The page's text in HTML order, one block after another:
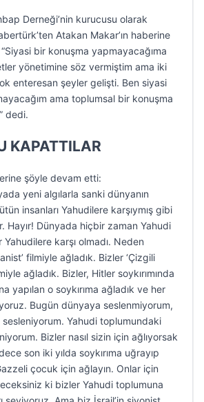
Derneği’nin kurucusu olarak
Atakan Makar’ın haberine
“Siyasi bir konuşma yapmayacağıma
yönetimine söz vermiştim ama iki
enteresan şeyler gelişti. Ben siyasi
ama toplumsal bir konuşma
dedi.
KAPATTILAR
şöyle devam etti:
yeni algılarla sanki dünyanın
insanları Yahudilere karşıymış gibi
Hayır! Dünyada hiçbir zaman Yahudi
karşı olmadı. Neden
filmiyle ağladık. Bizler ‘Çizgili
ağladık. Bizler, Hitler soykırımında
yapılan o soykırıma ağladık ve her
Bugün dünyaya seslenmiyorum,
Yahudi toplumundaki
Bizler nasıl sizin için ağlıyorsak
son iki yılda soykırıma uğrayıp
çocuk için ağlayın. Onlar için
ki bizler Yahudi toplumuna